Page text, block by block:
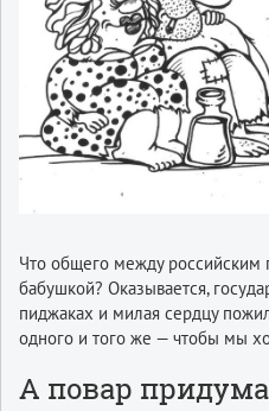
Что общего между российским
бабушкой? Оказывается,
пиджаках и милая сердцу
одного и того же — чтобы мы
А повар